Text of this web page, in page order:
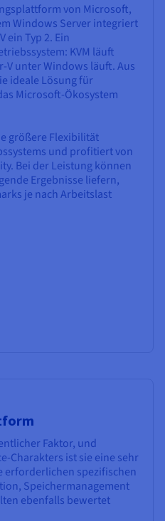
von Microsoft,
Windows Server integriert
ein Typ 2. Ein
KVM läuft
V unter Windows läuft. Aus
ideale Lösung für
Microsoft-Ökosystem
größere Flexibilität
und profitiert von
Bei der Leistung können
Ergebnisse liefern,
je nach Arbeitslast
Faktor, und
Charakters ist sie eine sehr
erforderlichen spezifischen
Speichermanagement
ebenfalls bewertet